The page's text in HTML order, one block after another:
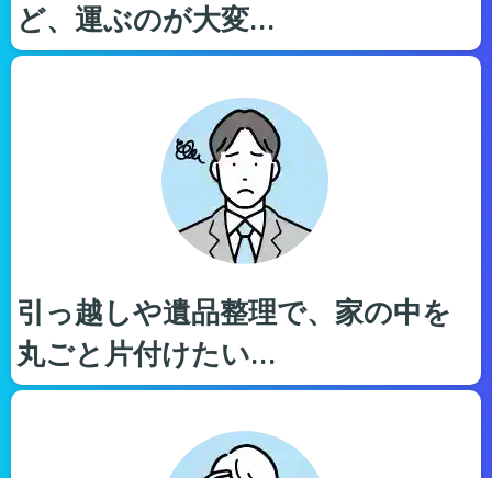
ど、運ぶのが大変…
引っ越しや遺品整理で、家の中を
丸ごと片付けたい…